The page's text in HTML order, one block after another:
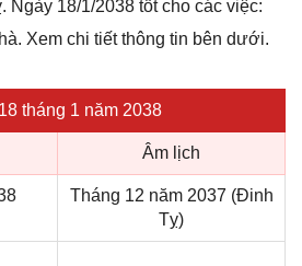
Ngày 18/1/2038 tốt cho các việc:
Xem chi tiết thông tin bên dưới.
tháng 1 năm 2038
Âm lịch
Tháng 12 năm 2037 (Đinh
Tỵ)